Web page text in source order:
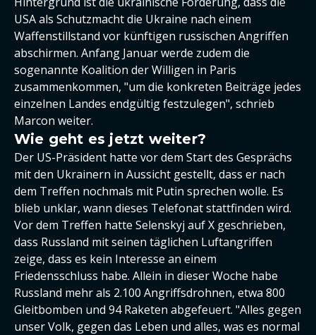
USA als Schutzmacht die Ukraine nach einem
Waffenstillstand vor künftigen russischen Angriffen
abschirmen. Anfang Januar werde zudem die
sogenannte Koalition der Willigen in Paris
zusammenkommen, "um die konkreten Beiträge jedes
einzelnen Landes endgültig festzulegen", schrieb
Marcon weiter.
Wie geht es jetzt weiter?
Der US-Präsident hatte vor dem Start des Gesprächs
mit den Ukrainern in Aussicht gestellt, dass er nach
dem Treffen nochmals mit Putin sprechen wolle. Es
blieb unklar, wann dieses Telefonat stattfinden wird.
Vor dem Treffen hatte Selenskyj auf X geschrieben,
dass Russland mit seinen täglichen Luftangriffen
zeige, dass es kein Interesse an einem
Friedensschluss habe. Allein in dieser Woche habe
Russland mehr als 2.100 Angriffsdrohnen, etwa 800
Gleitbomben und 94 Raketen abgefeuert. "Alles gegen
unser Volk, gegen das Leben und alles, was es normal